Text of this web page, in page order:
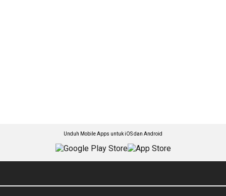
Unduh Mobile Apps untuk iOS dan Android